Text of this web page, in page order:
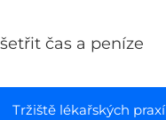
čas a peníze
Tržiště lékařských praxí